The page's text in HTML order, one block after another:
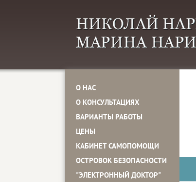
О НАС
О КОНСУЛЬТАЦИЯХ
ВАРИАНТЫ РАБОТЫ
ЦЕНЫ
КАБИНЕТ САМОПОМОЩИ
ОСТРОВОК БЕЗОПАСНОСТИ
"ЭЛЕКТРОННЫЙ ДОКТОР"